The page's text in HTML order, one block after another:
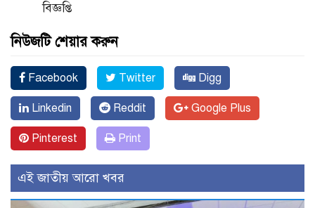
বিজ্ঞপ্তি
নিউজটি শেয়ার করুন
Facebook Twitter Digg
Linkedin Reddit Google Plus
Pinterest Print
এই জাতীয় আরো খবর